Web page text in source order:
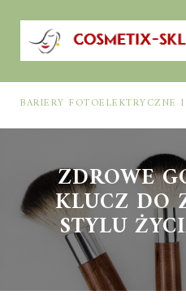
BARIERY FOTOELEKTRYCZNE I ŚWIETLNE KURTYNY: JAK DOBRAĆ ROZWIĄZANIE DO BEZPIECZEŃSTWA FUNKCJONALNEGO (MUTING, BLANKING, TYP 2 I TYP 4)
ZDROWE
KLUCZ DO
STYLU